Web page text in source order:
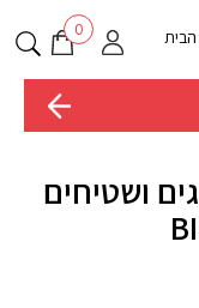
הבית 0
ושטיחים